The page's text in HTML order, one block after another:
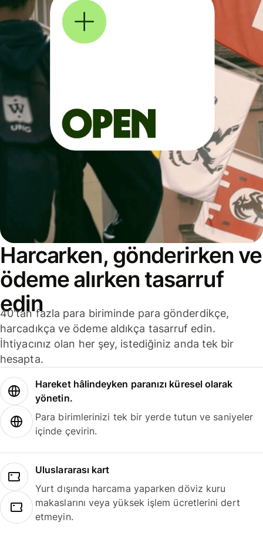
Harcarken, gönderirken ve
ödeme alırken tasarruf
edin
40'tan fazla para biriminde para gönderdikçe,
harcadıkça ve ödeme aldıkça tasarruf edin.
İhtiyacınız olan her şey, istediğiniz anda tek bir
hesapta.
Hareket hâlindeyken paranızı küresel olarak
yönetin.
Para birimlerinizi tek bir yerde tutun ve saniyeler
içinde çevirin.
Uluslararası kart
Yurt dışında harcama yaparken döviz kuru
makaslarını veya yüksek işlem ücretlerini dert
etmeyin.